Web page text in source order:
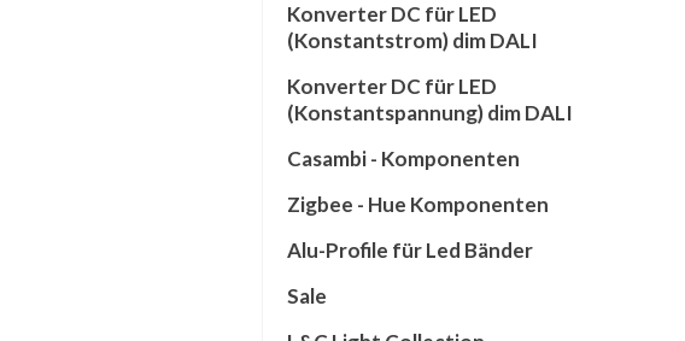
Konverter DC für LED
(Konstantstrom) dim DALI
Konverter DC für LED
(Konstantspannung) dim DALI
Casambi - Komponenten
Zigbee - Hue Komponenten
Alu-Profile für Led Bänder
Sale